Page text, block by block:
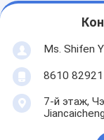
Ms. Shifen
8610
7-й этаж,